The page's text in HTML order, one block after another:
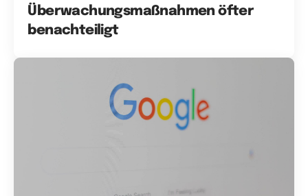
Überwachungsmaßnahmen öfter
benachteiligt